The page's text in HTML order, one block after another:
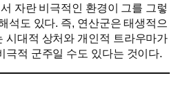
자란 비극적인 환경이 그를 그렇
석도 있다. 즉, 연산군은 태생적으
시대적 상처와 개인적 트라우마가
극적 군주일 수도 있다는 것이다.